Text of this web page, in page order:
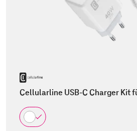
Cellularline USB-C Charger Kit